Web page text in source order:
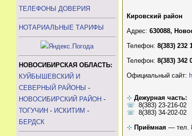
ТЕЛЕФОНЫ ДОВЕРИЯ
НОТАРИАЛЬНЫЕ ТАРИФЫ
НОВОСИБИРСКАЯ ОБЛАСТЬ:
КУЙБЫШЕВСКИЙ И
СЕВЕРНЫЙ РАЙОНЫ -
НОВОСИБИРСКИЙ РАЙОН -
ТОГУЧИН - ИСКИТИМ -
БЕРДСК
Кировский район
Адрес: 630088,
Телефон: 8(383) 232
Телефон: 8(383) 342
Официальный сайт:
⊹ Дежурная часть:
☏ 8(383) 23-216-02
☏ 8(383) 34-202-02
⊹ Приёмная — тел.